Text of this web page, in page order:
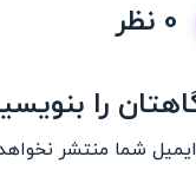
0 نظر
را
شما منتشر